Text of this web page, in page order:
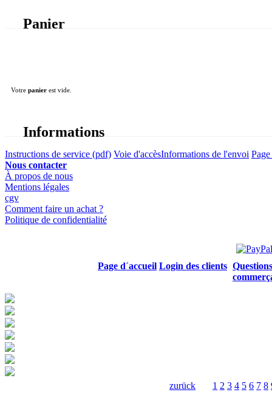
Panier
Votre panier est vide.
Informations
Instructions de service (pdf) Voie d'accèsInformations de l'envoi
Nous contacter
À propos de nous
Mentions légales
cgv
Comment faire un achat ?
Politique de confidentialité
Page d´accueil Login des clients
zurück 1 2 3 4 5 6 7 8